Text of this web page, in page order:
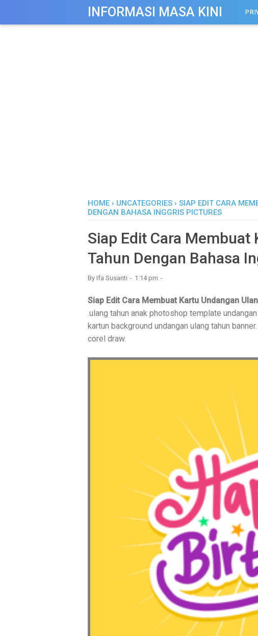
INFORMASI MASA KINI
HOME › UNCATEGORIES › SIAP EDIT CARA
DENGAN BAHASA INGGRIS PICTURES
Siap Edit Cara
Tahun Dengan Bahasa
By Ifa Susanti 1:14 pm
Siap Edit Cara Membuat Kartu Undangan
.ulang tahun anak photoshop template
kartun background undangan ulang tahun
corel draw.